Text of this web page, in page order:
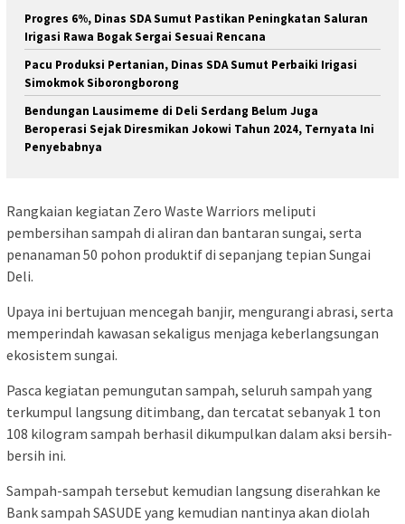
Progres 6%, Dinas SDA Sumut Pastikan Peningkatan Saluran
Irigasi Rawa Bogak Sergai Sesuai Rencana
Pacu Produksi Pertanian, Dinas SDA Sumut Perbaiki Irigasi
Simokmok Siborongborong
Bendungan Lausimeme di Deli Serdang Belum Juga
Beroperasi Sejak Diresmikan Jokowi Tahun 2024, Ternyata Ini
Penyebabnya
Rangkaian kegiatan Zero Waste Warriors meliputi
pembersihan sampah di aliran dan bantaran sungai, serta
penanaman 50 pohon produktif di sepanjang tepian Sungai
Deli.
Upaya ini bertujuan mencegah banjir, mengurangi abrasi, serta
memperindah kawasan sekaligus menjaga keberlangsungan
ekosistem sungai.
Pasca kegiatan pemungutan sampah, seluruh sampah yang
terkumpul langsung ditimbang, dan tercatat sebanyak 1 ton
108 kilogram sampah berhasil dikumpulkan dalam aksi bersih-
bersih ini.
Sampah-sampah tersebut kemudian langsung diserahkan ke
Bank sampah SASUDE yang kemudian nantinya akan diolah